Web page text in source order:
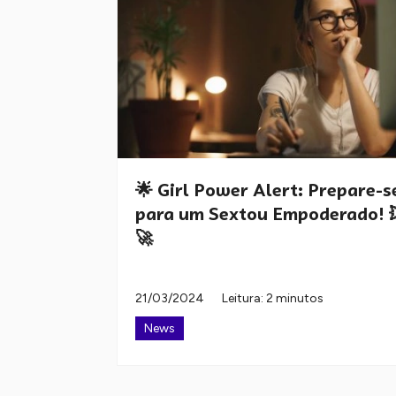
🌟 Girl Power Alert: Prepare-
para um Sextou Empoderado!
🚀
21/03/2024
Leitura: 2 minutos
News